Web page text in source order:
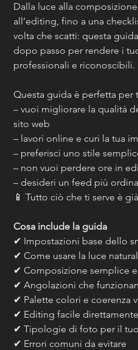
Dalla luce alla
all’editing, fino a una
volta che scatti: questa
dopo passo per rendere i
professionali e riconoscibili.
Questa guida è perfetta per
– vuoi migliorare la qualità
sito web
– lavori online e curi la tua
– preferisci uno stile
– non vuoi perdere ore in
– desideri un feed più
📱 Tutto ciò che ti serve è
Cosa include la guida
✔ Impostazioni base dello
✔ Come usare la luce
✔ Composizione semplice
✔ Angolazioni che
✔ Palette colori e coerenza
✔ Editing facile
✔ Tipologie di foto per il
✔ Errori comuni da evitare